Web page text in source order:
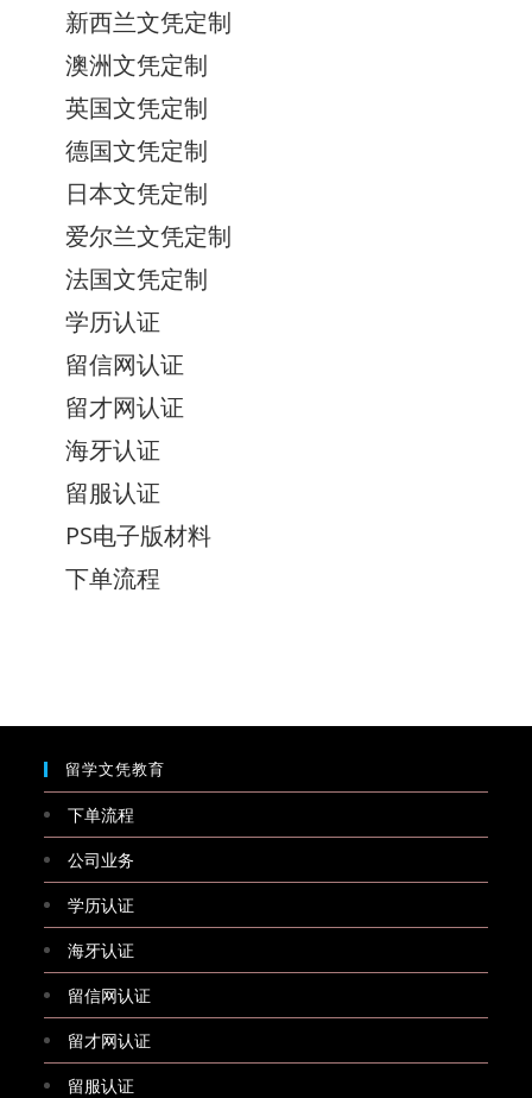
新西兰文凭定制
澳洲文凭定制
英国文凭定制
德国文凭定制
日本文凭定制
爱尔兰文凭定制
法国文凭定制
学历认证
留信网认证
留才网认证
海牙认证
留服认证
PS电子版材料
下单流程
留学文凭教育
下单流程
公司业务
学历认证
海牙认证
留信网认证
留才网认证
留服认证